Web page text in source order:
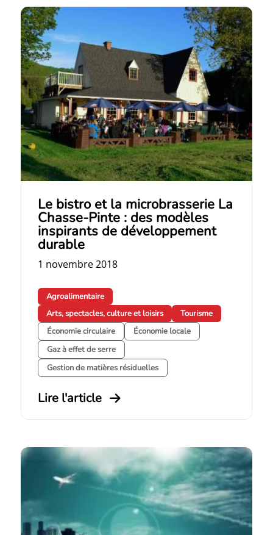
Le bistro et la microbrasserie La
Chasse-Pinte : des modèles
inspirants de développement
durable
1 novembre 2018
Agroalimentaire
Arts, spectacles, culture et loisirs
Tourisme
Économie circulaire
Économie locale
Gaz à effet de serre
Gestion de matières résiduelles
Lire l'article